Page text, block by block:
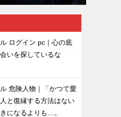
ログイン pc｜心の底
いを探しているな
危険人物｜「かつて愛
と復縁する方法はない
になるよりも…。